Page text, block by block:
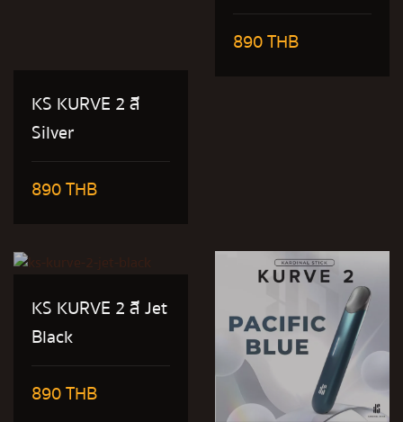
KS KURVE 2 สี
Silver
890 THB
890 THB
KS KURVE 2 สี Jet
Black
890 THB